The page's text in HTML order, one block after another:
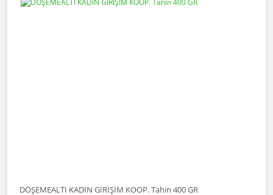
DÖŞEMEALTI KADIN GİRİŞİM KOOP. Tahin 400 GR